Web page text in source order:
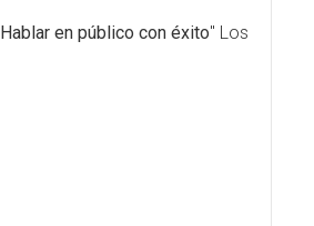
Hablar en público con éxito" Los